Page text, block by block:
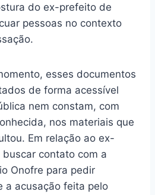
do ex-prefeito de
pessoas no contexto
esses documentos
de forma acessível
nem constam, com
nos materiais que
Em relação ao ex-
contato com a
Onofre para pedir
a acusação feita pelo